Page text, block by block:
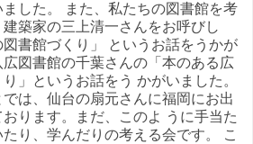
した。 また、私たちの図書館を考
築家の三上清一さんをお呼びし
書館づくり」 というお話をうかが
図書館の千葉さんの「本のある広
」というお話をう かがいました。
は、仙台の扇元さんに福岡にお出
ります。まだ、このよ うに手当た
り、学んだりの考える会です。 こ